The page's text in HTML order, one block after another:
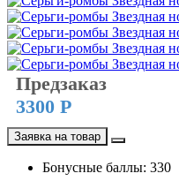
Предзаказ
3300 Р
Заявка на товар
Бонусные баллы: 330